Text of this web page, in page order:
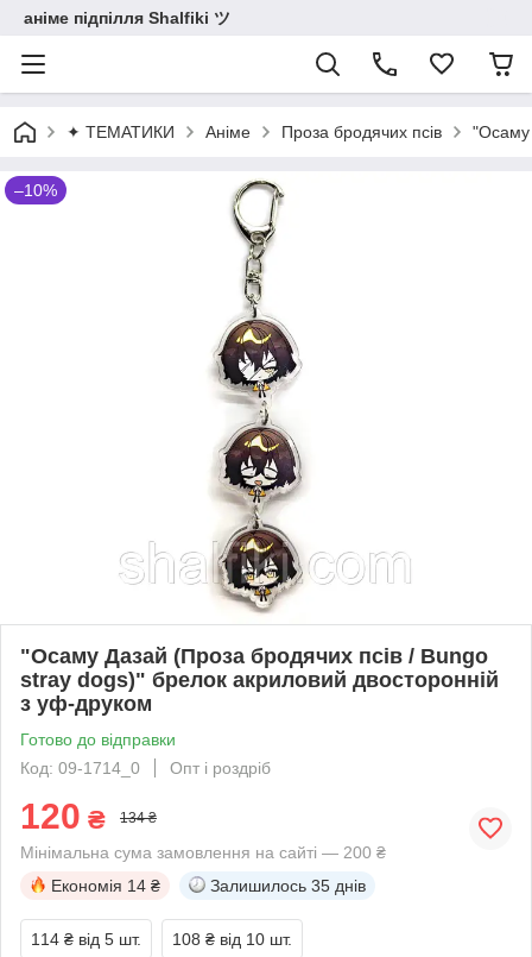
аніме підпілля Shalfiki ツ
✦ ТЕМАТИКИ Аніме Проза бродячих псів "Осаму
–10%
"Осаму Дазай (Проза бродячих псів / Bungo
stray dogs)" брелок акриловий двосторонній
з уф-друком
Готово до відправки
Код: 09-1714_0
Опт і роздріб
120 ₴ 134 ₴
Мінімальна сума замовлення на сайті — 200 ₴
Економія 14 ₴ Залишилось 35 днів
114 ₴ від 5 шт. 108 ₴ від 10 шт.